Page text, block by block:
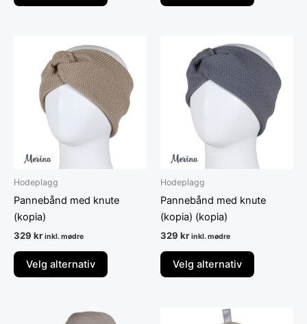
Hodeplagg
Pannebånd med knute
(kopia)
329 kr inkl. mødre
Velg alternativ
produktet
har
flere
varianter.
Alternativene
kan
velges
Hodeplagg
Pannebånd med knute
(kopia) (kopia)
329 kr inkl. mødre
Velg alternativ
produktet
har
flere
varianter.
kan
velges
Dette